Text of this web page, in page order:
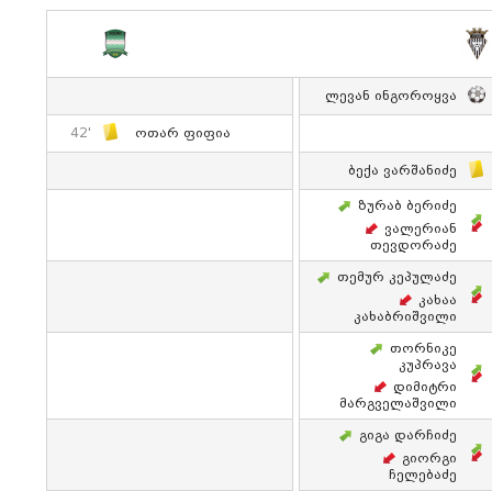
Ლევან Ინგოროყვა
42' Ოთარ Ფიფია
Ბექა Ვარშანიძე
Ზურაბ Ბერიძე
Ვალერიან
Თევდორაძე
Თემურ Კეპულაძე
Კახაა
Კახაბრიშვილი
Თორნიკე
Კუპრავა
Დიმიტრი
Მარგველაშვილი
Გიგა Დარჩიძე
Გიორგი
Ჩელებაძე